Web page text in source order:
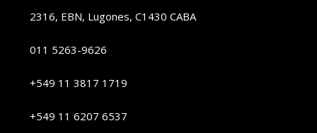
2316, EBN, Lugones, C1430 CABA
011 5263-9626
+549 11 3817 1719
+549 11 6207 6537